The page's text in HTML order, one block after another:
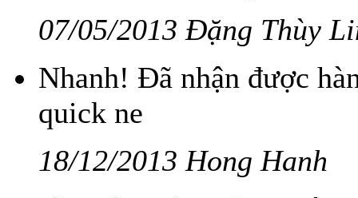
07/05/2013 Đặng Thùy
Nhanh! Đã nhận được
quick ne
18/12/2013 Hong Hanh